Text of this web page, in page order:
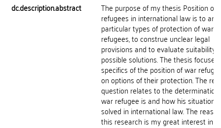
dc.description.abstract
The purpose of my thesis Position of
refugees in international law is to
particular types of protection of war
refugees, to construe unclear legal
provisions and to evaluate suitability
possible solutions. The thesis
specifics of the position of war
on options of their protection. The
question relates to the
war refugee is and how his situation
solved in international law. The
this research is my great interest in